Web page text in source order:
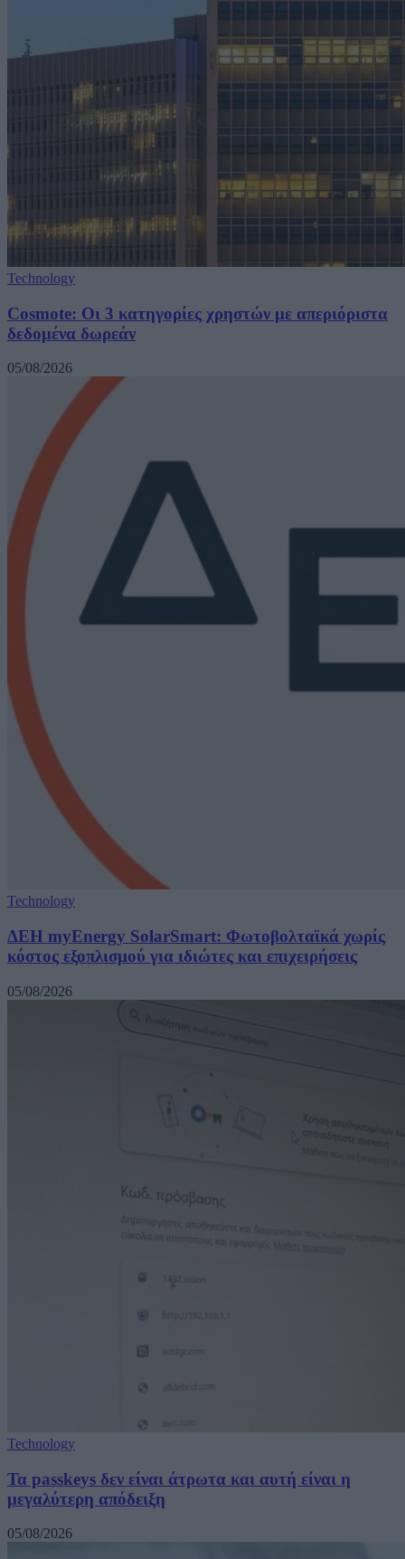
Technology
Cosmote: Οι 3 κατηγορίες χρηστών με απεριόριστα
δεδομένα δωρεάν
05/08/2026
Technology
ΔΕΗ myEnergy SolarSmart: Φωτοβολταϊκά χωρίς
κόστος εξοπλισμού για ιδιώτες και επιχειρήσεις
05/08/2026
Technology
Τα passkeys δεν είναι άτρωτα και αυτή είναι η
μεγαλύτερη απόδειξη
05/08/2026